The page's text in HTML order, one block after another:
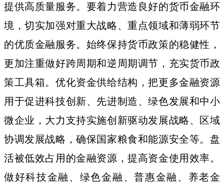
提供高质量服务。要着力营造良好的货币金融环
境，切实加强对重大战略、重点领域和薄弱环节
的优质金融服务。始终保持货币政策的稳健性，
更加注重做好跨周期和逆周期调节，充实货币政
策工具箱。优化资金供给结构，把更多金融资源
用于促进科技创新、先进制造、绿色发展和中小
微企业，大力支持实施创新驱动发展战略、区域
协调发展战略，确保国家粮食和能源安全等。盘
活被低效占用的金融资源，提高资金使用效率。
做好科技金融、绿色金融、普惠金融、养老金